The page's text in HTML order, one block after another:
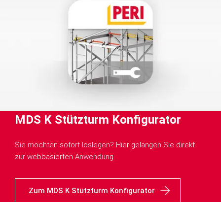
MDS K Stützturm Konfigurator
Sie möchten sofort loslegen? Hier gelangen Sie direkt
zur webbasierten Anwendung.
Zum MDS K Stützturm Konfigurator